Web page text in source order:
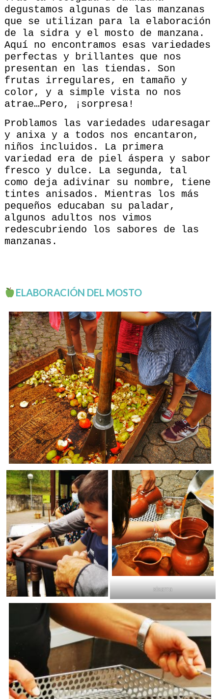
degustamos algunas de las manzanas
que se utilizan para la elaboración
de la sidra y el mosto de manzana.
Aquí no encontramos esas variedades
perfectas y brillantes que nos
presentan en las tiendas. Son
frutas irregulares, en tamaño y
color, y a simple vista no nos
atrae…Pero, ¡sorpresa!
Problamos las variedades udaresagar
y anixa y a todos nos encantaron,
niños incluidos. La primera
variedad era de piel áspera y sabor
fresco y dulce. La segunda, tal
como deja adivinar su nombre, tiene
tintes anisados. Mientras los más
pequeños educaban su paladar,
algunos adultos nos vimos
redescubriendo los sabores de las
manzanas.
ELABORACIÓN DEL MOSTO
xixarra